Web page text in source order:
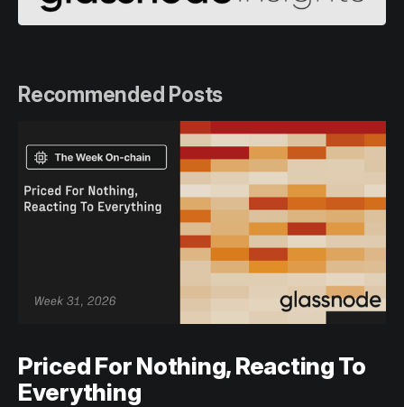
Recommended Posts
Priced For Nothing, Reacting To
Everything